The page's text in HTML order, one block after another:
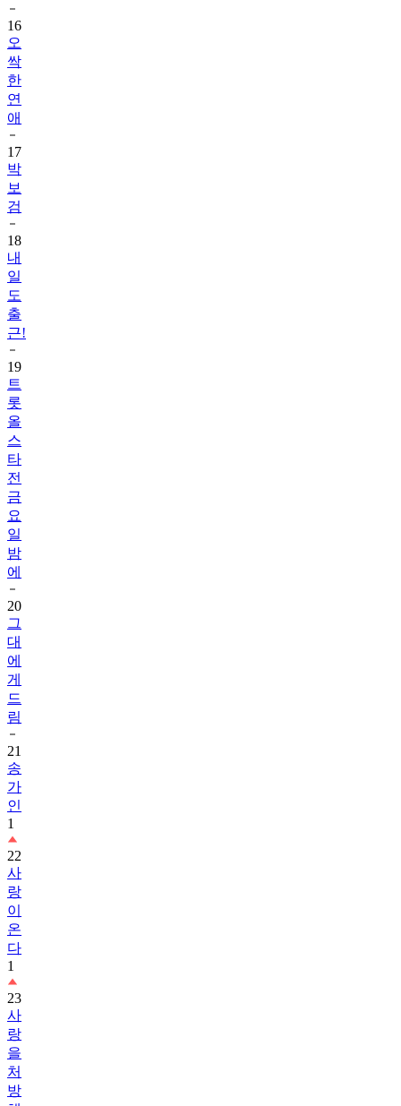
16
오
싹
한
연
애
17
박
보
검
18
내
일
도
출
근!
19
트
롯
올
스
타
전
금
요
일
밤
에
20
그
대
에
게
드
림
21
송
가
인
1
22
사
랑
이
온
다
1
23
사
랑
을
처
방